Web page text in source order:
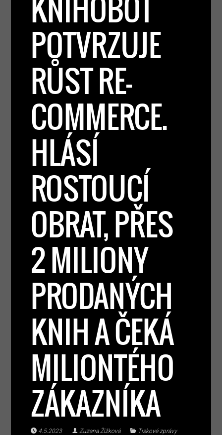
KNIHOBOT
POTVRZUJE
RŮST RE-
COMMERCE.
HLÁSÍ
ROSTOUCÍ
OBRAT, PŘES
2 MILIONY
PRODANÝCH
KNIH A ČEKÁ
MILIONTÉHO
ZÁKAZNÍKA
4.5.2023 Zuzana Žižková
Tiskové zprávy